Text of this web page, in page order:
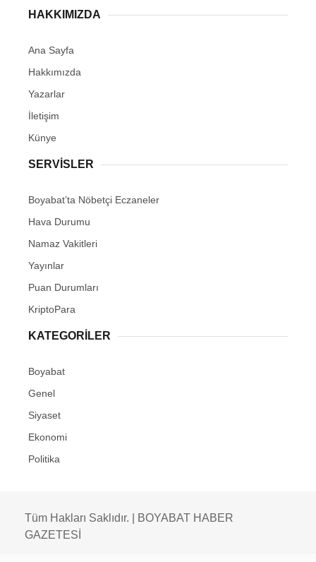
HAKKIMIZDA
Ana Sayfa
Hakkımızda
Yazarlar
İletişim
Künye
SERVISLER
Boyabat’ta Nöbetçi Eczaneler
Hava Durumu
Namaz Vakitleri
Yayınlar
Puan Durumları
KriptoPara
KATEGORILER
Boyabat
Genel
Siyaset
Ekonomi
Politika
Tüm Hakları Saklıdır. | BOYABAT HABER
GAZETESİ